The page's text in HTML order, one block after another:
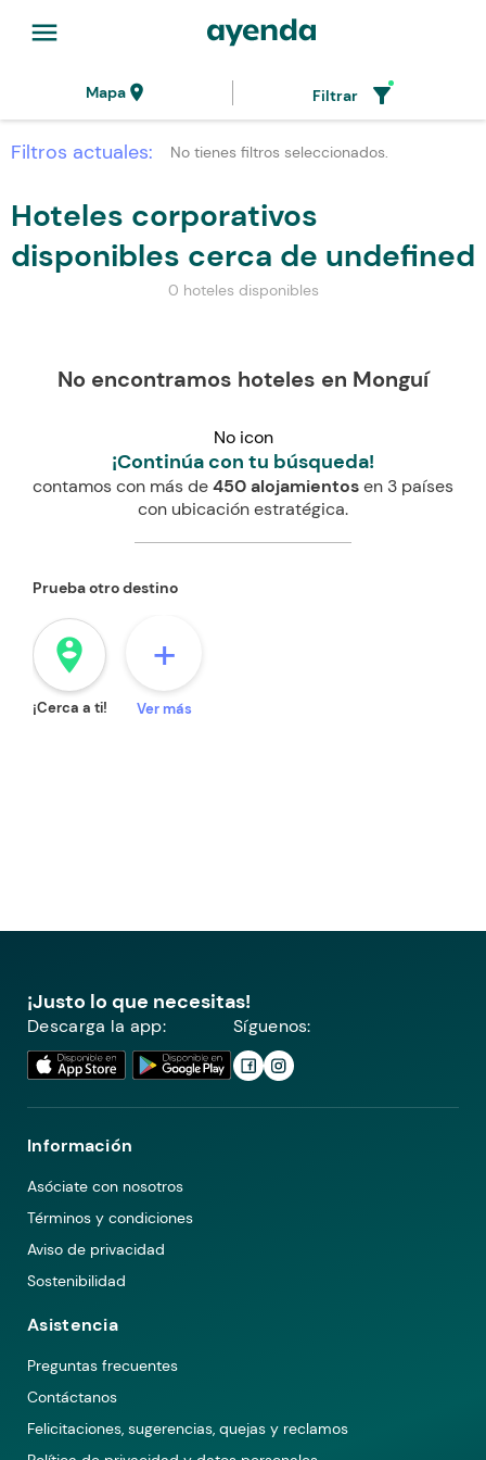
menu
Mapalocation_on Filtrar filter_alt
Filtros actuales: No tienes filtros seleccionados.
Hoteles corporativos
disponibles cerca de undefined
0 hoteles disponibles
No encontramos hoteles en Monguí
No icon
¡Continúa con tu búsqueda!
contamos con más de450 alojamientosen 3 países
con ubicación estratégica.
Prueba otro destino
person_pin_circle
¡Cerca a ti!
+
Ver más
¡Justo lo que necesitas!
Descarga la app: Síguenos:
Información
Asóciate con nosotros
Términos y condiciones
Aviso de privacidad
Sostenibilidad
Asistencia
Preguntas frecuentes
Contáctanos
Felicitaciones, sugerencias, quejas y reclamos